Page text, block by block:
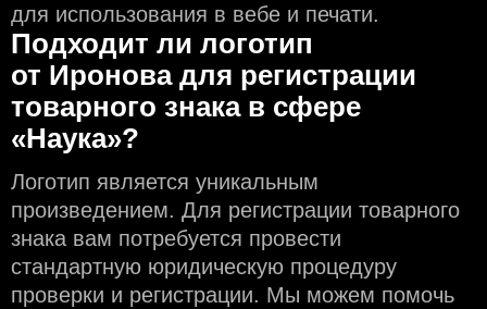
для использования в вебе и печати.
Подходит ли логотип
от Иронова для регистрации
товарного знака в сфере
«Наука»?
Логотип является уникальным
произведением. Для регистрации товарного
знака вам потребуется провести
стандартную юридическую процедуру
проверки и регистрации. Мы можем помочь